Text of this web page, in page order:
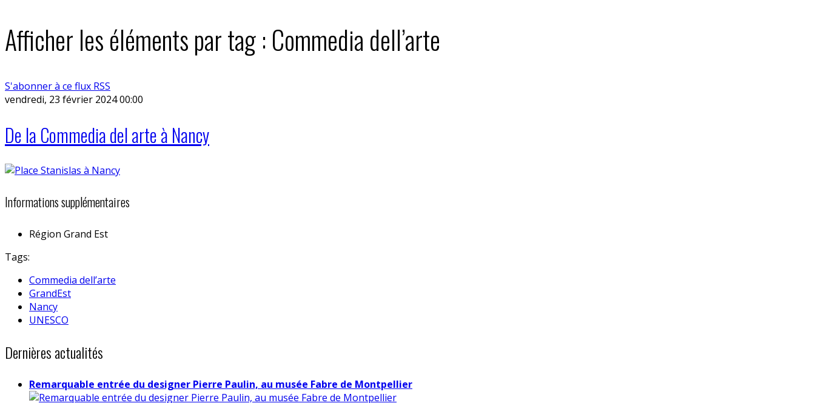
Afficher les éléments par tag : Commedia dell’arte
S'abonner à ce flux RSS
vendredi, 23 février 2024 00:00
De la Commedia del arte à Nancy
Informations supplémentaires
Région Grand Est
Tags:
Commedia dell’arte
GrandEst
Nancy
UNESCO
Dernières actualités
Remarquable entrée du designer Pierre Paulin, au musée Fabre de Montpellier